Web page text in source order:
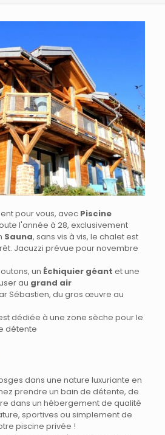
pour vous, avec Piscine
l'année à 28, exclusivement
Sauna, sans vis à vis, le chalet est
Jacuzzi prévue pour novembre
un Échiquier géant et une
au grand air
Sébastien, du gros œuvre au
dédiée à une zone sèche pour le
détente
dans une nature luxuriante en
prendre un bain de détente, de
dans un hébergement de qualité
sportives ou simplement de
piscine privée !